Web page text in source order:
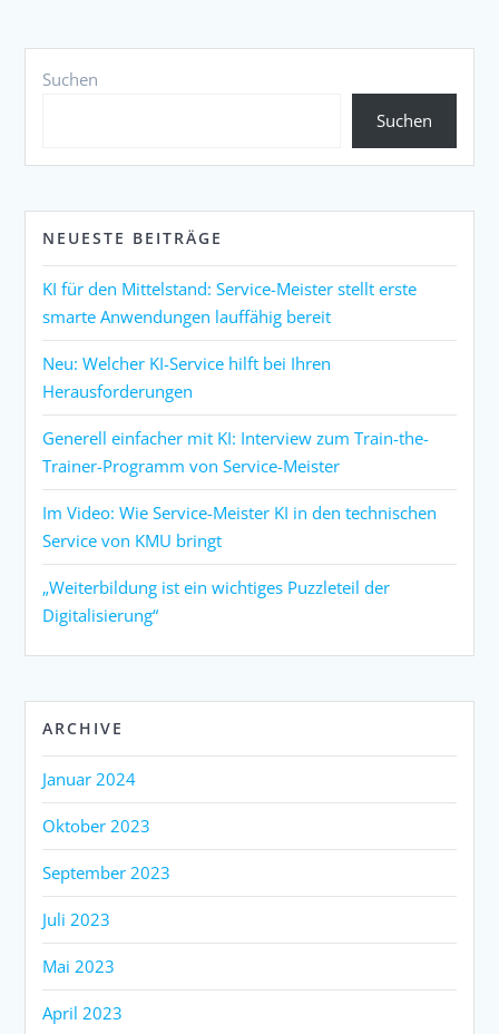
Suchen
Suchen
NEUESTE BEITRÄGE
KI für den Mittelstand: Service-Meister stellt erste
smarte Anwendungen lauffähig bereit
Neu: Welcher KI-Service hilft bei Ihren
Herausforderungen
Generell einfacher mit KI: Interview zum Train-the-
Trainer-Programm von Service-Meister
Im Video: Wie Service-Meister KI in den technischen
Service von KMU bringt
„Weiterbildung ist ein wichtiges Puzzleteil der
Digitalisierung“
ARCHIVE
Januar 2024
Oktober 2023
September 2023
Juli 2023
Mai 2023
April 2023